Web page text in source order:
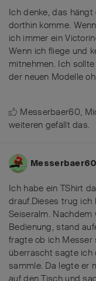
Ich denke, das
dorthin komme.
ich immer ein
Wenn ich fliege und
mitnehmen. Ich
der neuen Modelle
Messerbaer60,
weiteren gefällt das.
Messerbaer60
Ich habe ein TShirt
drauf.Dieses trug ich
Seiseralm.
Bedienung, stand
fragte ob ich Messer
überrascht sagte ich
sammle. Da legte er
auf den Tisch und